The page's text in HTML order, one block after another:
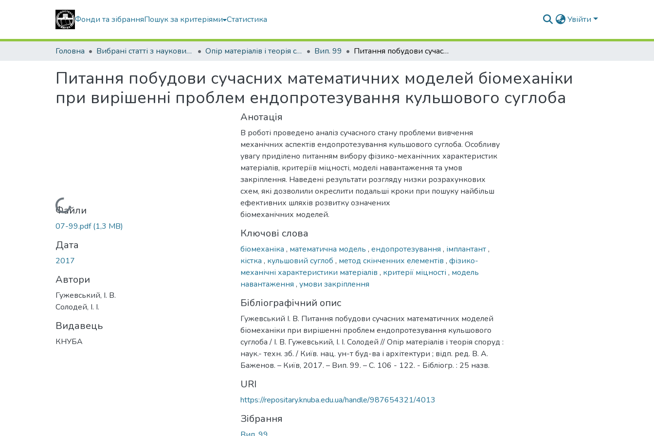
Фонди та зібранняПошук за критеріями Статистика Увійти
Головна Вибрані статті з наукових збірників КНУБА Опір матеріалів і теорія споруд Вип. 99 Питання побудови сучасних математичних моделей біомеханіки при вирішенні проблем ендопротезування кульшового суглоба
Питання побудови сучасних математичних моделей біомеханіки
при вирішенні проблем ендопротезування кульшового суглоба
Вантажиться...
Файли
07-99.pdf(1,3 MB)
Дата
2017
Автори
Гужевський, І. В.
Солодей, І. І.
Видавець
КНУБА
Анотація
В роботі проведено аналіз сучасного стану проблеми вивчення
механічних аспектів ендопротезування кульшового суглоба. Особливу
увагу приділено питанням вибору фізико-механічних характеристик
матеріалів, критеріїв міцності, моделі навантаження та умов
закріплення. Наведені результати розгляду низки розрахункових
схем, які дозволили окреслити подальші кроки при пошуку найбільш
ефективних шляхів розвитку означених
біомеханічних моделей.
Ключові слова
біомеханіка , математична модель , ендопротезування , імплантант,
кістка , кульшовий суглоб , метод скінченних елементів , фізико-
механічні характеристики матеріалів , критерії міцності , модель
навантаження , умови закріплення
Бібліографічний опис
Гужевський І. В. Питання побудови сучасних математичних моделей
біомеханіки при вирішенні проблем ендопротезування кульшового
суглоба / І. В. Гужевський, І. І. Солодей // Опір матеріалів і теорія споруд :
наук.- техн. зб. / Київ. нац. ун-т буд-ва і архітектури ; відп. ред. В. А.
Баженов. – Київ, 2017. – Вип. 99. – С. 106 - 122. - Бібліогр. : 25 назв.
URI
https://repositary.knuba.edu.ua/handle/987654321/4013
Зібрання